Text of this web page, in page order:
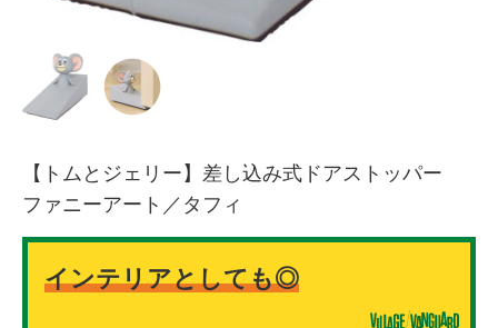
【トムとジェリー】差し込み式ドアストッパー
ファニーアート／タフィ
インテリアとしても◎